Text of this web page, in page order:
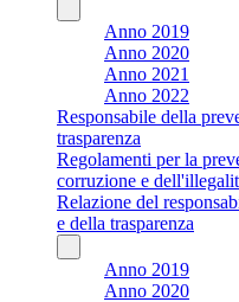
Anno 2019
Anno 2020
Anno 2021
Anno 2022
Responsabile della
trasparenza
Regolamenti per la
corruzione e
Relazione del
e della trasparenza
Anno 2019
Anno 2020